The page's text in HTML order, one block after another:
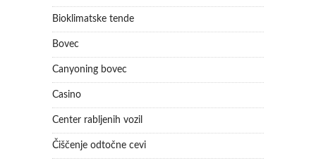
Bioklimatske tende
Bovec
Canyoning bovec
Casino
Center rabljenih vozil
Čiščenje odtočne cevi